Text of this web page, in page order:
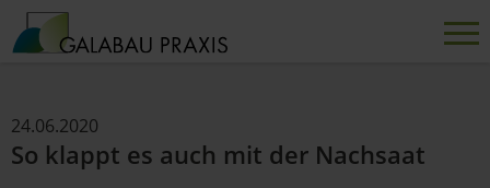
24.06.2020
So klappt es auch mit der Nachsaat